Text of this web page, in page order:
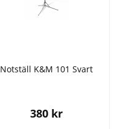
Notställ K&M 101 Svart
380 kr